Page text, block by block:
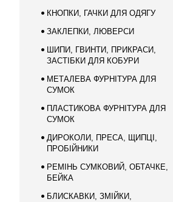
КНОПКИ, ГАЧКИ ДЛЯ ОДЯГУ
ЗАКЛЕПКИ, ЛЮВЕРСИ
ШИПИ, ГВИНТИ, ПРИКРАСИ,
ЗАСТІБКИ ДЛЯ КОБУРИ
МЕТАЛЕВА ФУРНІТУРА ДЛЯ
СУМОК
ПЛАСТИКОВА ФУРНІТУРА ДЛЯ
СУМОК
ДИРОКОЛИ, ПРЕСА, ЩИПЦІ,
ПРОБІЙНИКИ
РЕМІНЬ СУМКОВИЙ, ОБТАЧКЕ,
БЕЙКА
БЛИСКАВКИ, ЗМІЙКИ,